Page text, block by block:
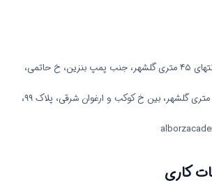
کرج، انتهای ۴۵ متری گلشهر، جنب پمپ بنزین، خ حاتمی،
کرج، ۴۵ متری گلشهر، بین خ کوکب و ارغوان شرقی، پلاک ۹۹،
کاری